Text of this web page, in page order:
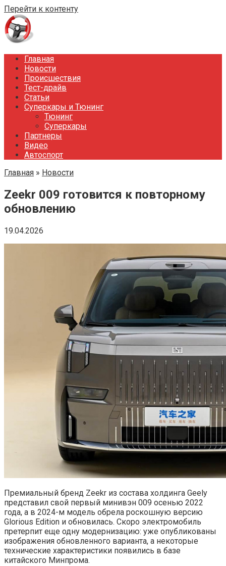
Перейти к контенту
Главная
Новости
Происшествия
Тест-драйв
Статьи
Суперкары и Тюнинг
Тюнинг
Суперкары
Партнеры
Видео
Автоспорт
Главная » Новости
Zeekr 009 готовится к повторному
обновлению
19.04.2026
Премиальный бренд Zeekr из состава холдинга Geely
представил свой первый минивэн 009 осенью 2022
года, а в 2024-м модель обрела роскошную версию
Glorious Edition и обновилась. Скоро электромобиль
претерпит еще одну модернизацию: уже опубликованы
изображения обновленного варианта, а некоторые
технические характеристики появились в базе
китайского Минпрома.